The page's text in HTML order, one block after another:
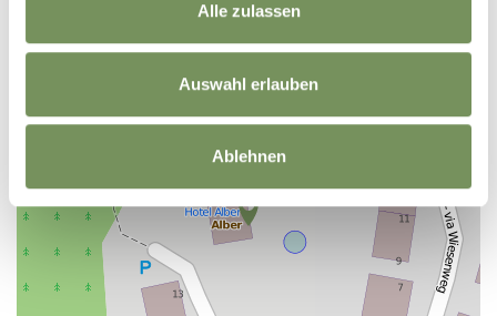
Alle zulassen
Auswahl erlauben
Ablehnen